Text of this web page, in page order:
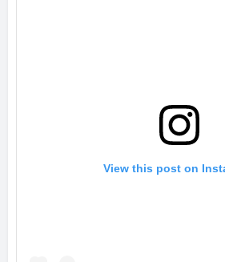
View this post on